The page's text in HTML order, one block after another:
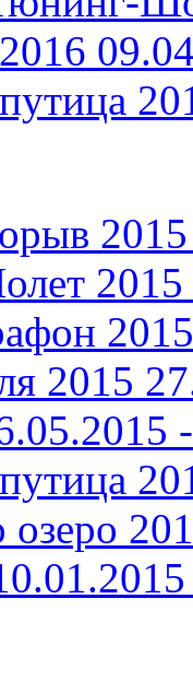
2015
2015
2015
2015